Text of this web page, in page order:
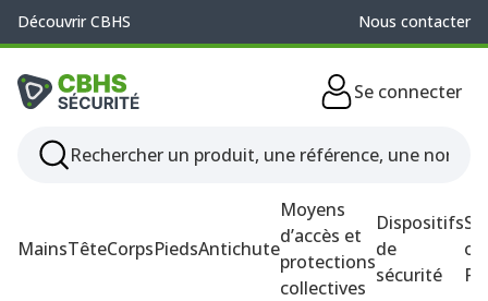
Découvrir CBHS Nous contacter
Se connecter
MainsTêteCorpsPiedsAntichute
Moyens
d’accès et
protections
collectives
Dispositifs
de
sécurité